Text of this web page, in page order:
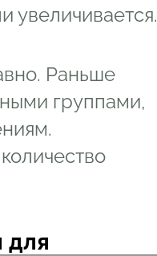
увеличивается.
Раньше
группами,
для